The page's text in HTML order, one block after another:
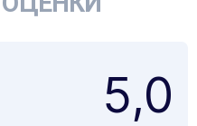
5,0